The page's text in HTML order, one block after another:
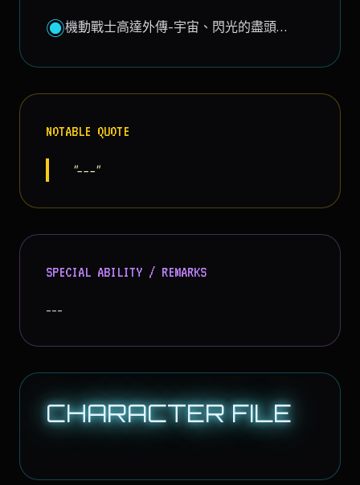
◉機動戰士高達外傳-宇宙、閃光的盡頭…
NOTABLE QUOTE
"---"
SPECIAL ABILITY / REMARKS
---
CHARACTER FILE